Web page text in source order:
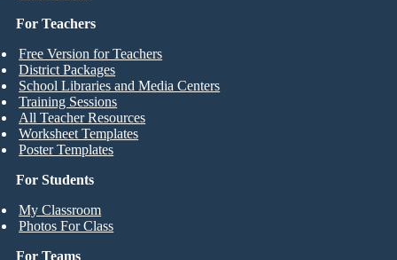
For Students
My Classroom
Photos For Class
For Teachers
Free Version for Teachers
District Packages
School Libraries and Media Centers
Training Sessions
All Teacher Resources
Worksheet Templates
Poster Templates
For Teams